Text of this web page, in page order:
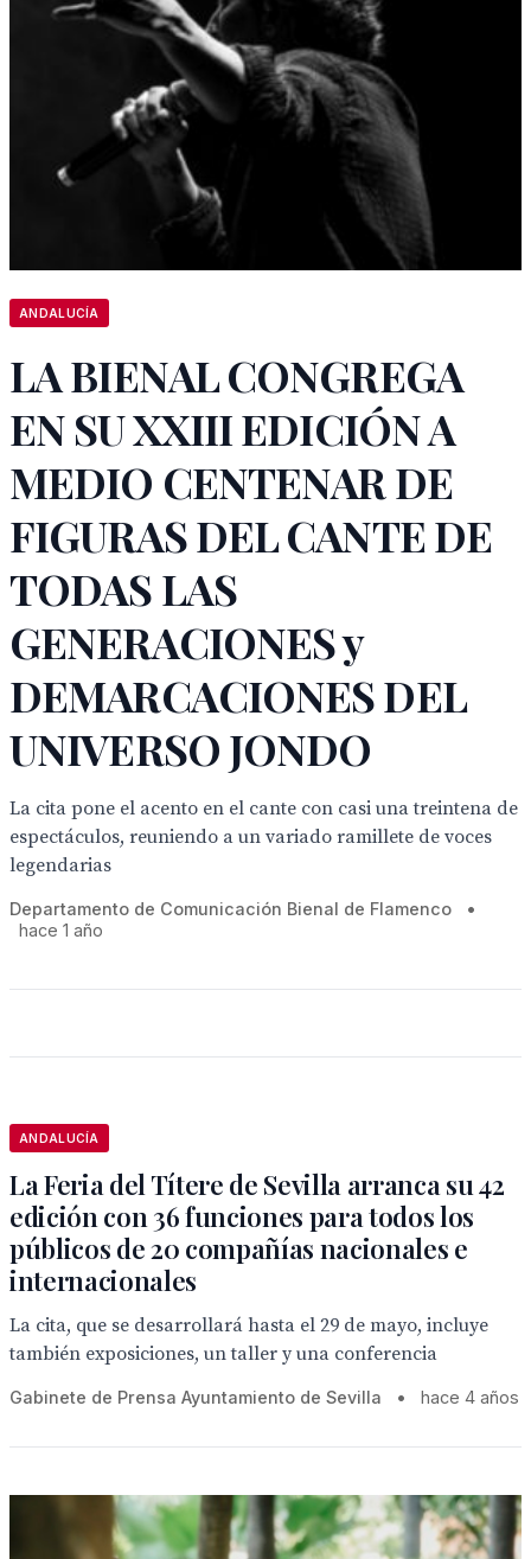
ANDALUCÍA
LA BIENAL CONGREGA
EN SU XXIII EDICIÓN A
MEDIO CENTENAR DE
FIGURAS DEL CANTE DE
TODAS LAS
GENERACIONES y
DEMARCACIONES DEL
UNIVERSO JONDO
La cita pone el acento en el cante con casi una treintena de
espectáculos, reuniendo a un variado ramillete de voces
legendarias
Departamento de Comunicación Bienal de Flamenco
•
hace 1 año
ANDALUCÍA
La Feria del Títere de Sevilla arranca su 42
edición con 36 funciones para todos los
públicos de 20 compañías nacionales e
internacionales
La cita, que se desarrollará hasta el 29 de mayo, incluye
también exposiciones, un taller y una conferencia
Gabinete de Prensa Ayuntamiento de Sevilla • hace 4 años